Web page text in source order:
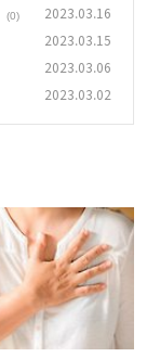
(0) 2023.03.16
2023.03.15
2023.03.06
2023.03.02